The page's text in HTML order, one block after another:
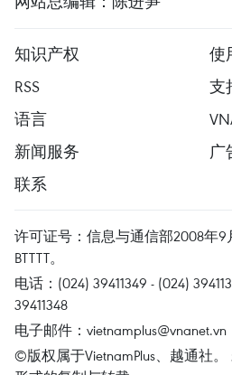
知识产权
使
RSS
支
语言
新闻服务
广
联系
许可证号：信息与通信部2008年9
BTTTT。
电话：(024) 39411349 - (024)
39411348
电子邮件： vietnamplus@vnanet.vn
©版权属于VietnamPlus、越通社